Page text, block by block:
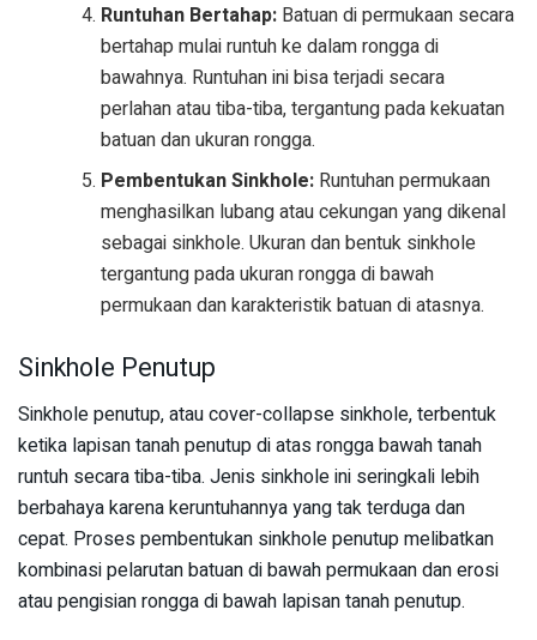
Runtuhan Bertahap:Batuan di permukaan secara
bertahap mulai runtuh ke dalam rongga di
bawahnya. Runtuhan ini bisa terjadi secara
perlahan atau tiba-tiba, tergantung pada kekuatan
batuan dan ukuran rongga.
Pembentukan Sinkhole:Runtuhan permukaan
menghasilkan lubang atau cekungan yang dikenal
sebagai sinkhole. Ukuran dan bentuk sinkhole
tergantung pada ukuran rongga di bawah
permukaan dan karakteristik batuan di atasnya.
Sinkhole Penutup
Sinkhole penutup, atau cover-collapse sinkhole, terbentuk
ketika lapisan tanah penutup di atas rongga bawah tanah
runtuh secara tiba-tiba. Jenis sinkhole ini seringkali lebih
berbahaya karena keruntuhannya yang tak terduga dan
cepat. Proses pembentukan sinkhole penutup melibatkan
kombinasi pelarutan batuan di bawah permukaan dan erosi
atau pengisian rongga di bawah lapisan tanah penutup.